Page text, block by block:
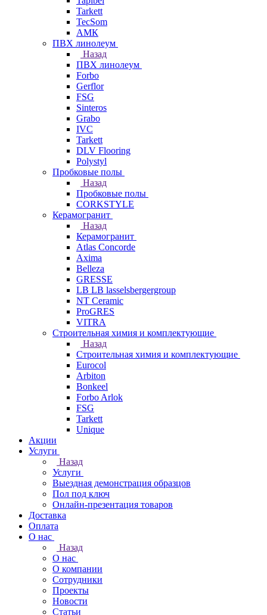
Tarkett
TecSom
АМК
ПВХ линолеум
Назад
ПВХ линолеум
Forbo
Gerflor
FSG
Sinteros
Grabo
IVC
Tarkett
DLV Flooring
Polystyl
Пробковые полы
Назад
Пробковые полы
CORKSTYLE
Керамогранит
Назад
Керамогранит
Atlas Concorde
Axima
Belleza
GRESSE
LB LB lasselsbergergroup
NT Ceramic
ProGRES
VITRA
Строительная химия и комплектующие
Назад
Строительная химия и комплектующие
Eurocol
Arbiton
Bonkeel
Forbo Arlok
FSG
Tarkett
Unique
Акции
Услуги
Назад
Услуги
Выездная демонстрация образцов
Пол под ключ
Онлайн-презентация товаров
Доставка
Оплата
О нас
Назад
О нас
О компании
Сотрудники
Проекты
Новости
Статьи